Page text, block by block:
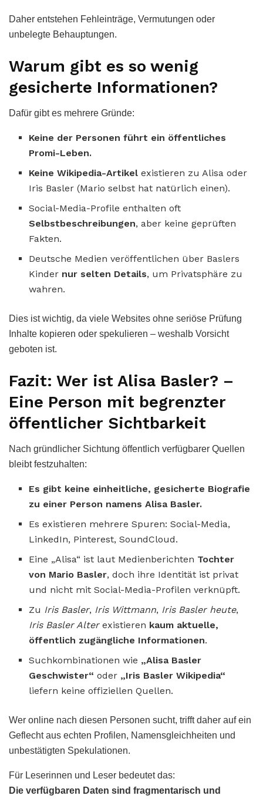
Daher entstehen Fehleinträge, Vermutungen oder
unbelegte Behauptungen.
Warum gibt es so wenig
gesicherte Informationen?
Dafür gibt es mehrere Gründe:
Keine der Personen führt ein öffentliches
Promi-Leben.
Keine Wikipedia-Artikel existieren zu Alisa oder
Iris Basler (Mario selbst hat natürlich einen).
Social-Media-Profile enthalten oft
Selbstbeschreibungen, aber keine geprüften
Fakten.
Deutsche Medien veröffentlichen über Baslers
Kinder nur selten Details, um Privatsphäre zu
wahren.
Dies ist wichtig, da viele Websites ohne seriöse Prüfung
Inhalte kopieren oder spekulieren – weshalb Vorsicht
geboten ist.
Fazit: Wer ist Alisa Basler? –
Eine Person mit begrenzter
öffentlicher Sichtbarkeit
Nach gründlicher Sichtung öffentlich verfügbarer Quellen
bleibt festzuhalten:
Es gibt keine einheitliche, gesicherte Biografie
zu einer Person namens Alisa Basler.
Es existieren mehrere Spuren: Social-Media,
LinkedIn, Pinterest, SoundCloud.
Eine „Alisa“ ist laut Medienberichten Tochter
von Mario Basler, doch ihre Identität ist privat
und nicht mit Social-Media-Profilen verknüpft.
Zu Iris Basler, Iris Wittmann, Iris Basler heute,
Iris Basler Alterexistieren kaum aktuelle,
öffentlich zugängliche Informationen.
Suchkombinationen wie „Alisa Basler
Geschwister“ oder „Iris Basler Wikipedia“
liefern keine offiziellen Quellen.
Wer online nach diesen Personen sucht, trifft daher auf ein
Geflecht aus echten Profilen, Namensgleichheiten und
unbestätigten Spekulationen.
Für Leserinnen und Leser bedeutet das:
Die verfügbaren Daten sind fragmentarisch und